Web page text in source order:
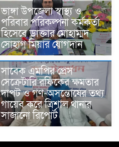
ভাঙ্গা উপজেলা স্বাস্থ্য ও
পরিবার পরিকল্পনা কর্মকর্তা
হিসেবে ডাক্তার মোহাম্মদ
সোহাগ মিয়ার যোগদান
সাবেক এমপির প্রেস
সেক্রেটারি রফিকের ক্ষমতার
দাপট ও গণ-অসন্তোষের তথ্য
গায়েব করে ত্রিশাল থানার
সাজানো রিপোর্ট